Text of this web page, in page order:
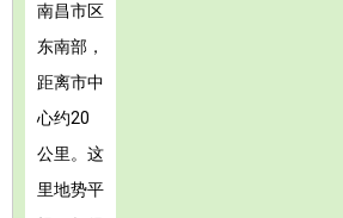
南昌市区
东南部，
距离市中
心约20
公里。这
里地势平